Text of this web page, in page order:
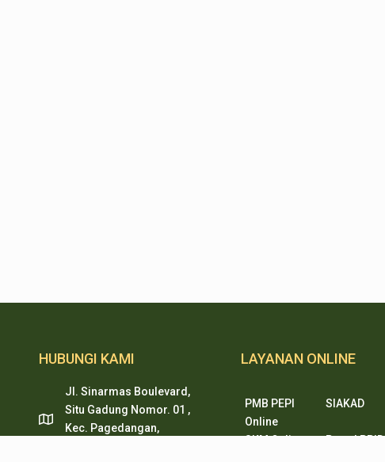
HUBUNGI KAMI
Jl. Sinarmas Boulevard,
Situ Gadung Nomor. 01 ,
Kec. Pagedangan,
LAYANAN ONLINE
PMB PEPI
Online
SIAKAD
SKM Online
Portal PPID